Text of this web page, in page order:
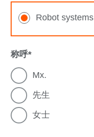
Robot systems
称呼
Mx.
先生
女士